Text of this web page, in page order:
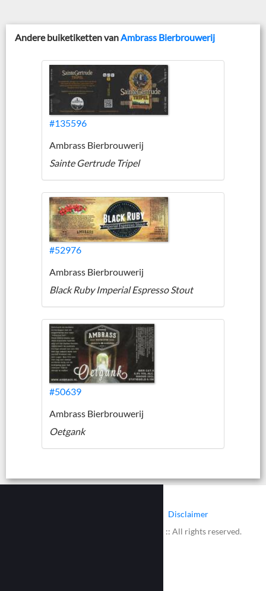
Andere buiketiketten vanAmbrass Bierbrouwerij
#135596
Ambrass Bierbrouwerij
Sainte Gertrude Tripel
#52976
Ambrass Bierbrouwerij
Black Ruby Imperial Espresso Stout
#50639
Ambrass Bierbrouwerij
Oetgank
Disclaimer
© 2002 - 2026 :: www.bieretiketten.nl :: All rights reserved.